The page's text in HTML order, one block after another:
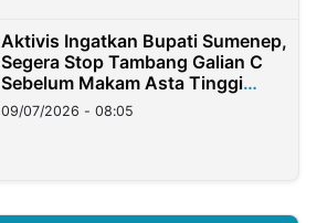
Aktivis Ingatkan Bupati Sumenep,
Segera Stop Tambang Galian C
Sebelum Makam Asta Tinggi
Longsor
09/07/2026 - 08:05